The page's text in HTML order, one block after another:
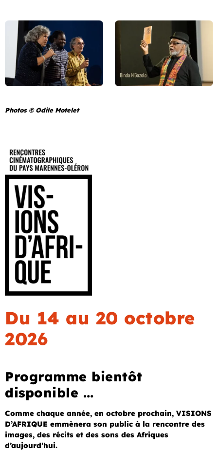
Photos © Odile Motelet
Du 14 au 20 octobre
2026
Programme bientôt
disponible …
Comme chaque année, en octobre prochain, VISIONS
D’AFRIQUE emmènera son public à la rencontre des
images, des récits et des sons des Afriques
d’aujourd’hui.